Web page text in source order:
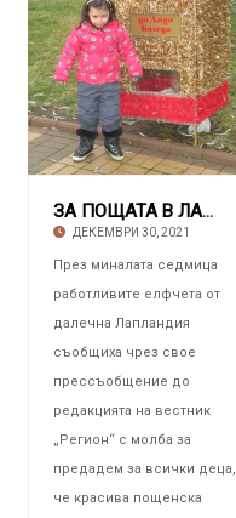
ЗА ПОЩАТА В ЛАПЛАНДИЯ Поставиха кутия за пис
ДЕКЕМВРИ 30, 2021
През миналата седмица
работливите елфчета от
далечна Лапландия
съобщиха чрез свое
прессъобщение до
редакцията на вестник
„Регион“ с молба за
предадем за всички деца,
че красива пощенска